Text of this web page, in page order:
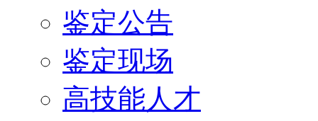
鉴定公告
鉴定现场
高技能人才